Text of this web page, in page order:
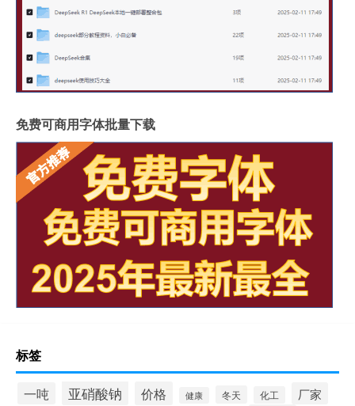
免费可商用字体批量下载
标签
一吨 亚硝酸钠 价格 健康 冬天 化工 厂家